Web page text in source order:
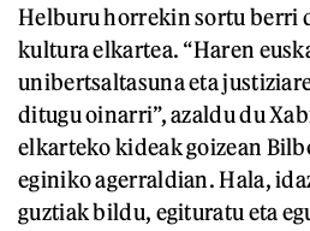
Helburu horrekin sortu berri
kultura elkartea. “Haren
unibertsaltasuna eta
ditugu oinarri”, azaldu du
elkarteko kideak goizean
eginiko agerraldian. Hala,
guztiak bildu, egituratu eta